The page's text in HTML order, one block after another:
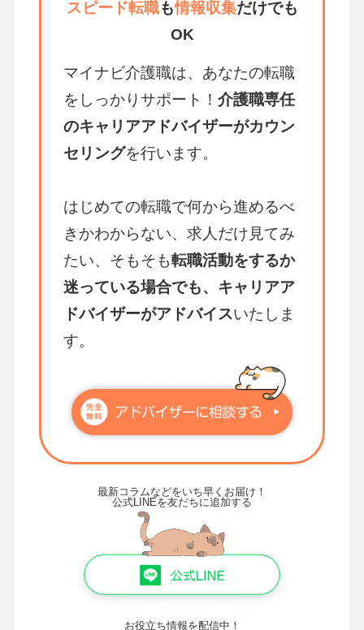
スピード転職も情報収集だけでも
OK
マイナビ介護職は、あなたの転職
をしっかりサポート！ 介護職専任
のキャリアアドバイザーがカウン
セリングを行います。
はじめての転職で何から進めるべ
きかわからない、求人だけ見てみ
たい、そもそも転職活動をするか
迷っている場合でも、キャリアア
ドバイザーがアドバイスいたしま
す。
最新コラムなどをいち早くお届け！
公式LINEを友だちに追加する
お役立ち情報を配信中！